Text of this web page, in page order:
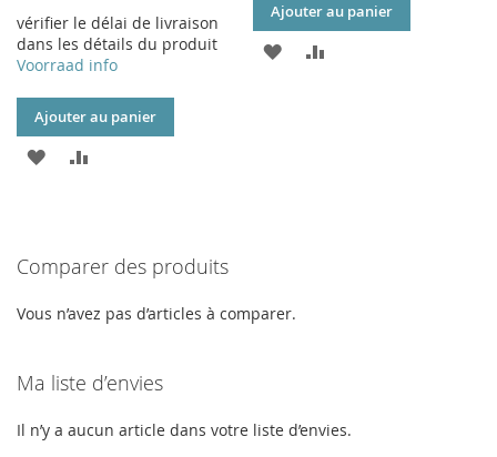
vérifier le délai de livraison
dans les détails du produit
Voorraad info
Ajouter au panier
AJOUTER
LISTE
D’ENVIE
Ajouter au panier
AJOUTER
Comparer des produits
Vous n’avez pas d’articles à comparer.
Ma liste d’envies
Il n’y a aucun article dans votre liste d’envies.